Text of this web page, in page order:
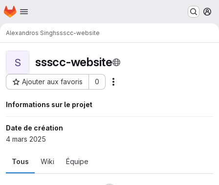
Passer au contenu principal
Page d'accueil
Alexandros Singhssscc-website
S ssscc-website
Ajouter aux favoris 0
ID du projet : 2263
Informations sur le projet
Date de création
4 mars 2025
Tous Wiki Équipe